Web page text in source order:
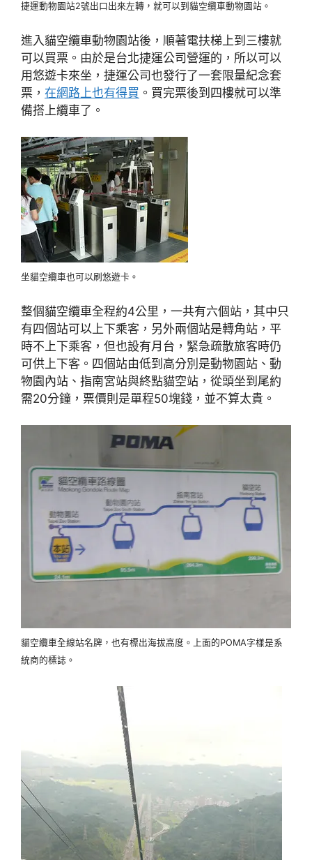
捷運動物園站2號出口出來左轉，就可以到貓空纜車動物園站。
進入貓空纜車動物園站後，順著電扶梯上到三樓就
可以買票。由於是台北捷運公司營運的，所以可以
用悠遊卡來坐，捷運公司也發行了一套限量紀念套
票， 在網路上也有得買 。買完票後到四樓就可以準
備搭上纜車了。
坐貓空纜車也可以刷悠遊卡。
整個貓空纜車全程約4公里，一共有六個站，其中只
有四個站可以上下乘客，另外兩個站是轉角站，平
時不上下乘客，但也設有月台，緊急疏散旅客時仍
可供上下客。四個站由低到高分別是動物園站、動
物園內站、指南宮站與終點貓空站，從頭坐到尾約
需20分鐘，票價則是單程50塊錢，並不算太貴。
貓空纜車全線站名牌，也有標出海拔高度。上面的POMA字樣是系
統商的標誌。